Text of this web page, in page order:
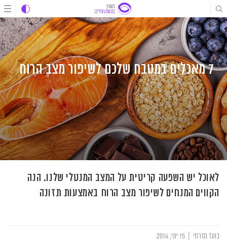
דלג
לתוכן
דלג
לתוכן
דלג
לניווט
7 מאכלים במטבח שלכם לשיפור מצב הרוח
לאוכל יש השפעה קריטית על המצב המנטלי שלנו. הנה
הקווים המנחים לשיפור מצב הרוח באמצעות תזונה
בועז מזרחי